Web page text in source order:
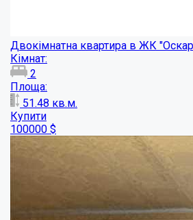
Двокімнатна квартира на Боженка....
Кімнат: